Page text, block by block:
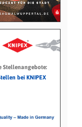
Stellenangebote:
bei KNIPEX